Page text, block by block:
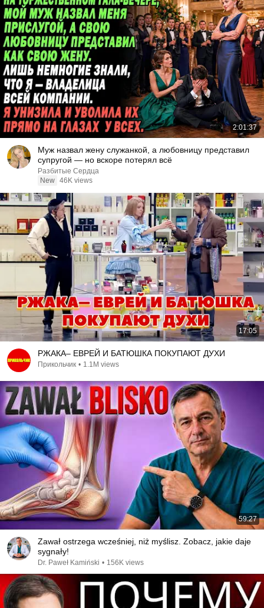
2:01:37
Муж назвал жену служанкой, а любовницу представил
супругой — но вскоре потерял всё
Разбитые Сердца
New 46K views
17:05
РЖАКА– ЕВРЕЙ И БАТЮШКА ПОКУПАЮТ ДУХИ
Прикольчик • 1.1M views
59:27
Zawał ostrzega wcześniej, niż myślisz. Zobacz, jakie daje
sygnały!
Dr. Paweł Kamiński • 156K views